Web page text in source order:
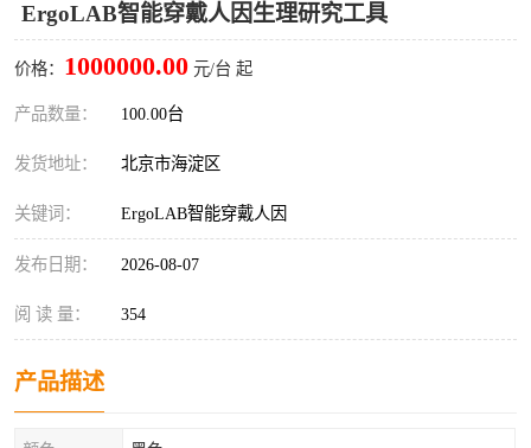
ErgoLAB智能穿戴人因生理研究工具
价格： 1000000.00 元/台 起
产品数量： 100.00台
发货地址： 北京市海淀区
关键词： ErgoLAB智能穿戴人因
发布日期： 2026-08-07
阅 读 量： 354
产品描述